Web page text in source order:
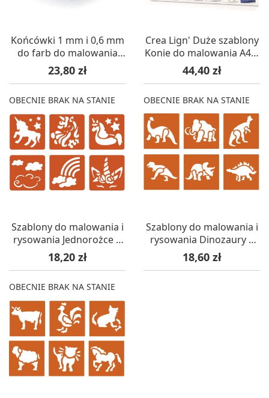
Końcówki 1 mm i 0,6 mm
do farb do malowania
kropkami, Graine
Creative
Cena
23,80 zł
Crea Lign' Duże szablony
Konie do malowania A4 5
sztuk
Cena
44,40 zł
Szablony do malowania i
rysowania Jednorożce 6
sztuk, Graine Creative
Cena
18,20 zł
OBECNIE BRAK NA STANIE
Szablony do malowania i
rysowania Dinozaury 6
sztuk, Graine Creative
Cena
18,60 zł
OBECNIE BRAK NA STANIE
OBECNIE BRAK NA STANIE